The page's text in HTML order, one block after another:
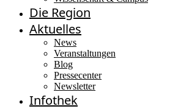
Die Region
Aktuelles
News
Veranstaltungen
Blog
Pressecenter
Newsletter
Infothek